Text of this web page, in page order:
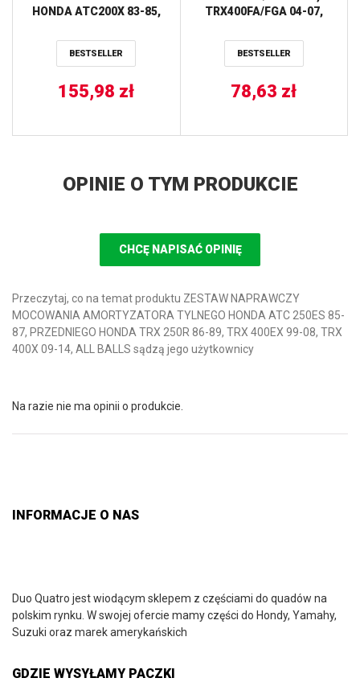
HONDA ATC200X 83-85,
XR200 80-84, XR200R 81-
94 ALL BALLS
BESTSELLER
155,98 zł
TRX400FA/FGA 04-07,
FOREMAN 4X4 02-03,
TRX450FE/FM 02-04 ALL
BESTSELLER
78,63 zł
OPINIE O TYM PRODUKCIE
CHCĘ NAPISAĆ OPINIĘ
Przeczytaj, co na temat produktu ZESTAW NAPRAWCZY
MOCOWANIA AMORTYZATORA TYLNEGO HONDA ATC 250ES 85-
87, PRZEDNIEGO HONDA TRX 250R 86-89, TRX 400EX 99-08, TRX
400X 09-14, ALL BALLS sądzą jego użytkownicy
Na razie nie ma opinii o produkcie.
INFORMACJE O NAS
Duo Quatro jest wiodącym sklepem z częściami do quadów na
polskim rynku. W swojej ofercie mamy części do Hondy, Yamahy,
Suzuki oraz marek amerykańskich
GDZIE WYSYŁAMY PACZKI